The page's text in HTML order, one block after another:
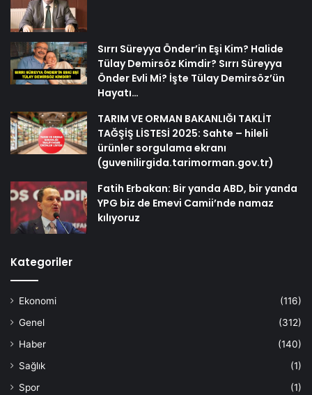
Sırrı Süreyya Önder’in Eşi Kim? Halide
Tülay Demirsöz Kimdir? Sırrı Süreyya
Önder Evli Mi? İşte Tülay Demirsöz’ün
Hayatı…
TARIM VE ORMAN BAKANLIĞI TAKLİT
TAĞŞİŞ LİSTESİ 2025: Sahte – hileli
ürünler sorgulama ekranı
(guvenilirgida.tarimorman.gov.tr)
Fatih Erbakan: Bir yanda ABD, bir yanda
YPG biz de Emevi Camii’nde namaz
kılıyoruz
Kategoriler
Ekonomi
(116)
Genel
(312)
Haber
(140)
Sağlık
(1)
Spor
(1)